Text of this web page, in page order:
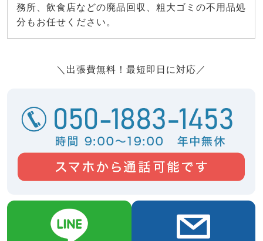
務所、飲食店などの廃品回収、粗大ゴミの不用品処
分もお任せください。
＼出張費無料！最短即日に対応／